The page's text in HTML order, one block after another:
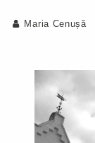
Maria Cenușă